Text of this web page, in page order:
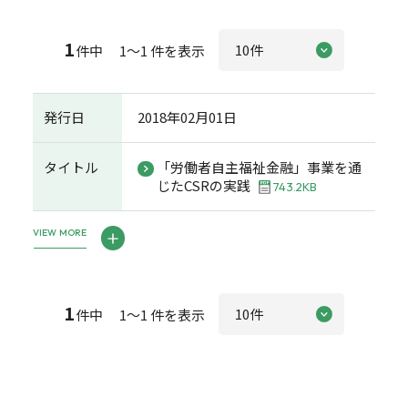
1件中 1～1 件を表示
発行日 2018年02月01日
タイトル
「労働者自主福祉金融」事業を通
じたCSRの実践
743.2KB
VIEW MORE
1件中 1～1 件を表示